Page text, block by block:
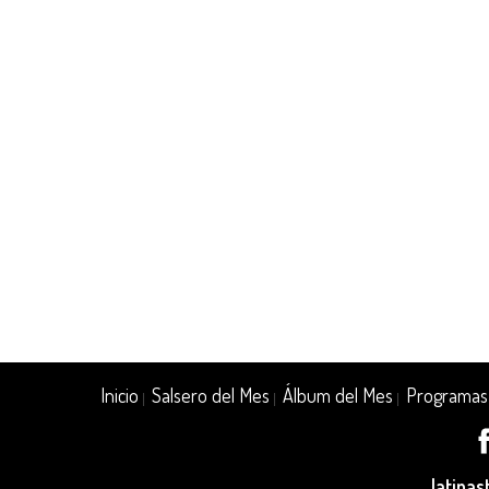
Inicio |Salsero del Mes |Álbum del Mes Programas